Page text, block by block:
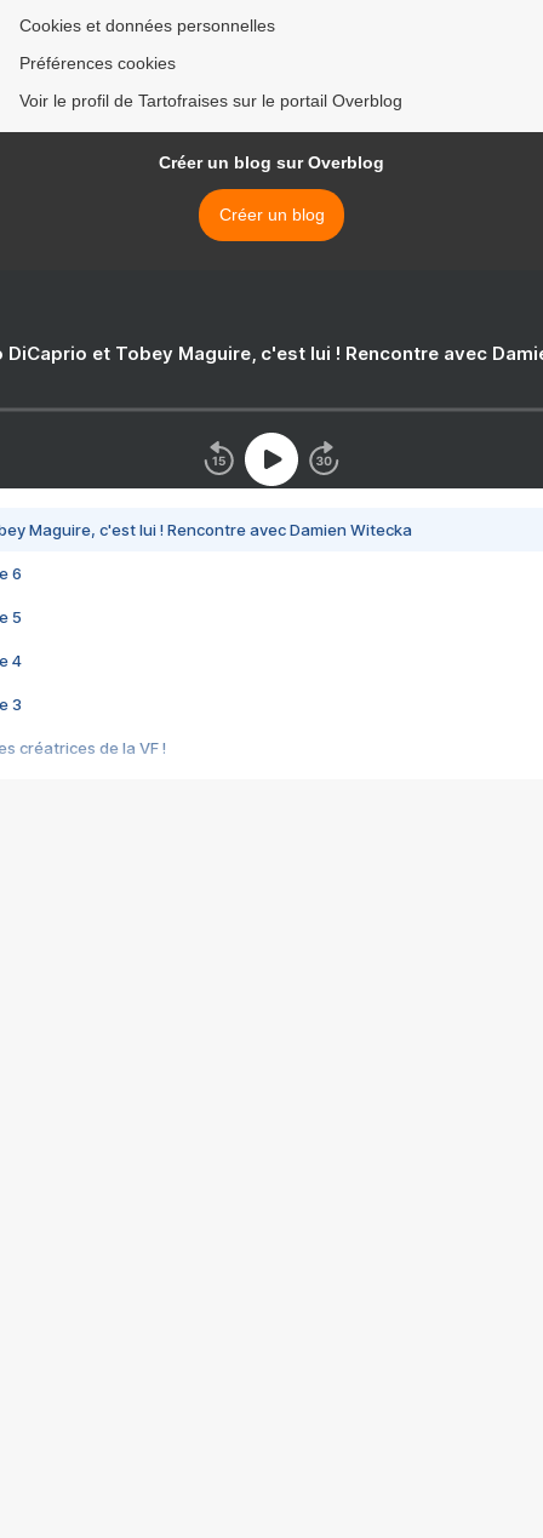
Cookies et données personnelles
Préférences cookies
Voir le profil de Tartofraises sur le portail Overblog
Créer un blog sur Overblog
Créer un blog
DiCaprio et Tobey Maguire, c'est lui ! Rencontre avec
Maguire, c'est lui ! Rencontre avec Damien Witecka
6
5
4
3
créatrices de la VF !